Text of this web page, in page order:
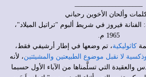
وألحان الأخوين رحباني
فيروز في شريط ألبوم "تراتيل الميلاد"،
1965 م.
كاثوليكية، تم وضعها في إطار أرشيفي فقط،
لا نقبل موضوع الطبيعتين والمشيئتين، لأنه
والعقيدة التي تسلَّمناها من الآباء الأول حسبما